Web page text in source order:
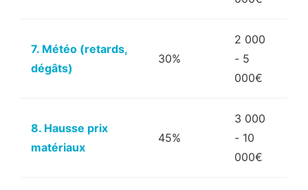
7. Météo (retards,
dégâts)
30%
2 000
- 5
000€
8. Hausse prix
matériaux
45%
3 000
- 10
000€